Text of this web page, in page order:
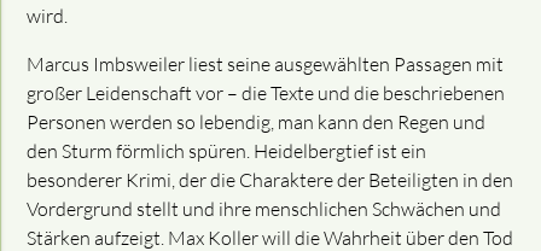
wird.
Marcus Imbsweiler liest seine ausgewählten Passagen mit
großer Leidenschaft vor – die Texte und die beschriebenen
Personen werden so lebendig, man kann den Regen und
den Sturm förmlich spüren. Heidelbergtief ist ein
besonderer Krimi, der die Charaktere der Beteiligten in den
Vordergrund stellt und ihre menschlichen Schwächen und
Stärken aufzeigt. Max Koller will die Wahrheit über den Tod